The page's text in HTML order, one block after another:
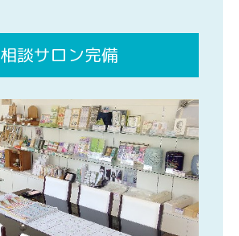
相談サロン完備